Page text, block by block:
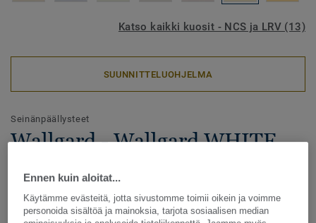
Katso kaikki kuosit - NCS ja LRV (13)
SUUNNITTELUOHJELMA
Seinänpäällysteet
Wallgard - Wallgard WHITE
Wallgard on vinyylistä valmistettu ftalaatiton
homogeeninen seinänpäällyste. Se on täydellinen ratkaisu
Ennen kuin aloitat...
Käytämme evästeitä, jotta sivustomme toimii oikein ja voimme
personoida sisältöä ja mainoksia, tarjota sosiaalisen median